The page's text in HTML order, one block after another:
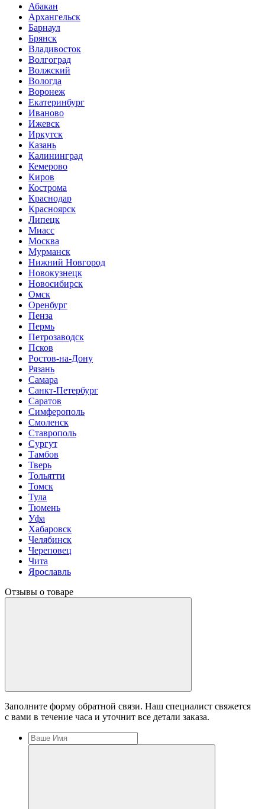
Абакан
Архангельск
Барнаул
Брянск
Владивосток
Волгоград
Волжский
Вологда
Воронеж
Екатеринбург
Иваново
Ижевск
Иркутск
Казань
Калининград
Кемерово
Киров
Кострома
Краснодар
Красноярск
Липецк
Миасс
Москва
Мурманск
Нижний Новгород
Новокузнецк
Новосибирск
Омск
Оренбург
Пенза
Пермь
Петрозаводск
Псков
Ростов-на-Дону
Рязань
Самара
Санкт-Петербург
Саратов
Симферополь
Смоленск
Ставрополь
Сургут
Тамбов
Тверь
Тольятти
Томск
Тула
Тюмень
Уфа
Хабаровск
Челябинск
Череповец
Чита
Ярославль
Отзывы о товаре
Заполните форму обратной связи. Наш специалист свяжется
с вами в течение часа и уточнит все детали заказа.